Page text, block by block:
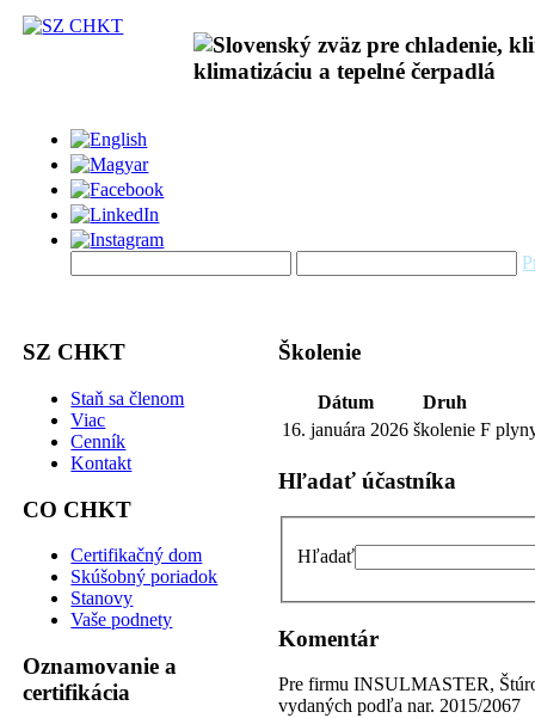
SZ CHKT
Staň sa členom
Viac
Cenník
Kontakt
CO CHKT
Certifikačný dom
Skúšobný poriadok
Stanovy
Vaše podnety
Oznamovanie a
certifikácia
Školenie
Dátum
Druh
16. januára 2026 školenie F
Hľadať účastníka
Hľadať
Komentár
Pre firmu INSULMASTER,
vydaných podľa nar. 2015/2067